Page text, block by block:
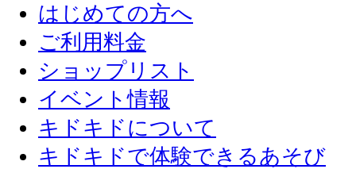
はじめての方へ
ご利用料金
ショップリスト
イベント情報
キドキドについて
キドキドで体験できるあそび